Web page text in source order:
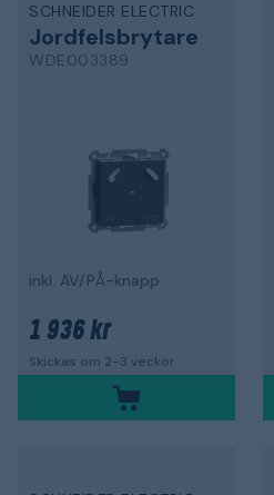
SCHNEIDER ELECTRIC
Jordfelsbrytare
WDE003389
inkl. AV/PÅ-knapp
1 936 kr
Skickas om 2-3 veckor